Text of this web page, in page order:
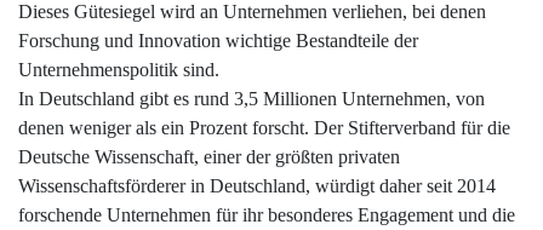
Dieses Gütesiegel wird an Unternehmen verliehen, bei denen
Forschung und Innovation wichtige Bestandteile der
Unternehmenspolitik sind.
In Deutschland gibt es rund 3,5 Millionen Unternehmen, von
denen weniger als ein Prozent forscht. Der Stifterverband für die
Deutsche Wissenschaft, einer der größten privaten
Wissenschaftsförderer in Deutschland, würdigt daher seit 2014
forschende Unternehmen für ihr besonderes Engagement und die